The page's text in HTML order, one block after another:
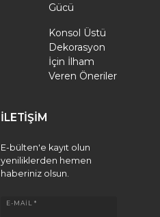
Gücü
Konsol Üstü
Dekorasyon
İçin İlham
Veren Öneriler
İLETİŞİM
E-bülten'e kayıt olun
yeniliklerden hemen
haberiniz olsun.
E-MAIL *